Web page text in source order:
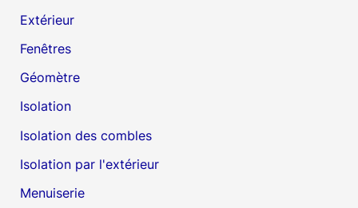
Extérieur
Fenêtres
Géomètre
Isolation
Isolation des combles
Isolation par l'extérieur
Menuiserie